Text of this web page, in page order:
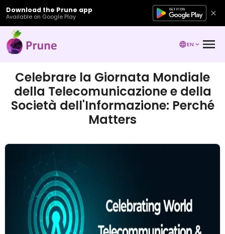
Download the Prune app
Available on Google Play
EN
Celebrare la Giornata Mondiale
della Telecomunicazione e della
Società dell'Informazione: Perché
Matters